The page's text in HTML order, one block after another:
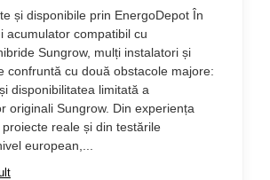
și disponibile prin EnergoDepot În
acumulator compatibil cu
Sungrow, mulți instalatori și
confruntă cu două obstacole majore:
disponibilitatea limitată a
originali Sungrow. Din experiența
reale și din testările
european,...